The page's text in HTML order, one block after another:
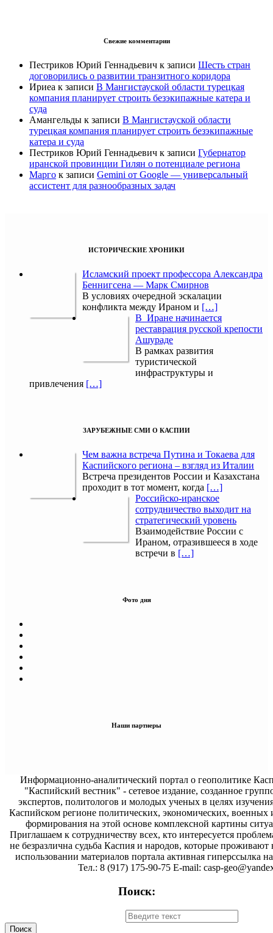
Свежие комментарии
Пестриков Юрий Геннадьевич к записи Шесть стран
договорились о развитии транзитного коридора
Ириеа к записи В Мангистауской области турецкая
компания планирует строить безэкипажные катера и
суда
Амангельды к записи В Мангистауской области
турецкая компания планирует строить безэкипажные
катера и суда
Пестриков Юрий Геннадьевич к записи Губернатор
иранской провинции Гилян о потенциале региона
Марго к записи Gemini от Google — универсальный
ассистент для разнообразных задач
ИСТОРИЧЕСКИЕ ХРОНИКИ
Исламский проект профессора Александра
Беннигсена — Марк Смирнов
В условиях очередной эскалации
конфликта между Ираном и […]
В Иране начинается
реставрация русской крепости
Ашураде
В рамках развития
туристической
инфраструктуры и
привлечения […]
ЗАРУБЕЖНЫЕ СМИ О КАСПИИ
Чем важна встреча Путина и Токаева для
Каспийского региона – взгляд из Италии
Встреча президентов России и Казахстана
проходит в тот момент, когда […]
Российско-иранское
сотрудничество выходит на
стратегический уровень
Взаимодействие России с
Ираном, отразившееся в ходе
встречи в […]
Фото дня
Наши партнеры
Информационно-аналитический портал о геополитике
"Каспийский вестник" - сетевое издание, созданное
экспертов, политологов и молодых ученых в целях
Каспийском регионе политических, экономических, военных
формирования на этой основе комплексной картины
Приглашаем к сотрудничеству всех, кто интересуется
не безразлична судьба Каспия и народов, которые проживают
использовании материалов портала активная гиперссылка на
Тел.: 8 (917) 175-90-75 E-mail: casp-
Поиск: